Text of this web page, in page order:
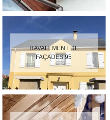
RAVALEMENT DE
FAÇADES 95